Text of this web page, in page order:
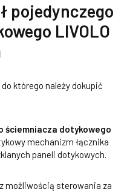
pojedynczego
LIVOLO
którego należy dokupić
ściemniacza dotykowego
mechanizm łącznika
paneli dotykowych.
możliwością sterowania za